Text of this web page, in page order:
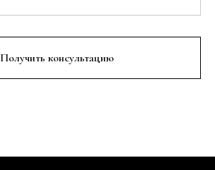
Получить консультацию